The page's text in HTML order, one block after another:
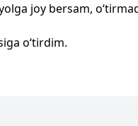
joy bersam,
o‘tirdim.